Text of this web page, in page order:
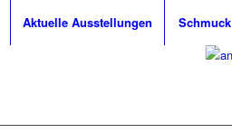
Aktuelle Ausstellungen Schmuck